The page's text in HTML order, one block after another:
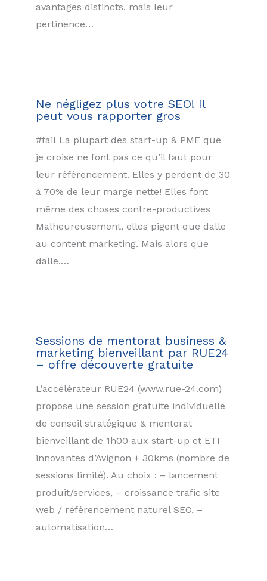
avantages distincts, mais leur
pertinence…
Ne négligez plus votre SEO! Il
peut vous rapporter gros
#fail La plupart des start-up & PME que
je croise ne font pas ce qu’il faut pour
leur référencement. Elles y perdent de 30
à 70% de leur marge nette! Elles font
même des choses contre-productives
Malheureusement, elles pigent que dalle
au content marketing. Mais alors que
dalle.…
Sessions de mentorat business &
marketing bienveillant par RUE24
– offre découverte gratuite
L’accélérateur RUE24 (www.rue-24.com)
propose une session gratuite individuelle
de conseil stratégique & mentorat
bienveillant de 1h00 aux start-up et ETI
innovantes d’Avignon + 30kms (nombre de
sessions limité). Au choix : – lancement
produit/services, – croissance trafic site
web / référencement naturel SEO, –
automatisation…